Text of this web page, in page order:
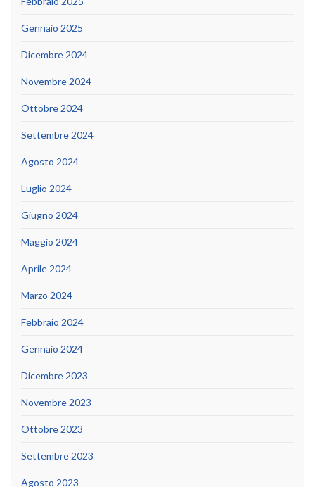
Gennaio 2025
Dicembre 2024
Novembre 2024
Ottobre 2024
Settembre 2024
Agosto 2024
Luglio 2024
Giugno 2024
Maggio 2024
Aprile 2024
Marzo 2024
Febbraio 2024
Gennaio 2024
Dicembre 2023
Novembre 2023
Ottobre 2023
Settembre 2023
Agosto 2023